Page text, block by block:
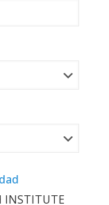
INSTITUTE